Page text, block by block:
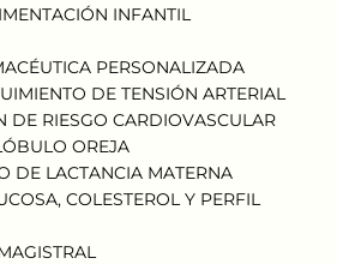
INFANTIL
PERSONALIZADA
DE TENSIÓN ARTERIAL
DE RIESGO CARDIOVASCULAR
OREJA
DE LACTANCIA MATERNA
COLESTEROL Y PERFIL